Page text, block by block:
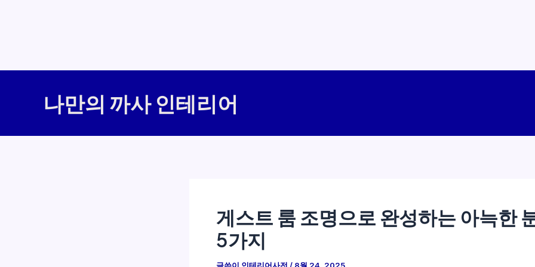
나만의 까사 인테리어
게스트 룸 조명으로 완성하는 아늑한
5가지